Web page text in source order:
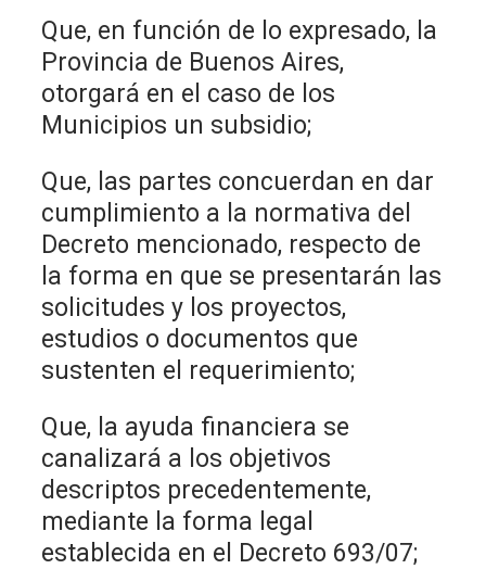
Que, en función de lo expresado, la
Provincia de Buenos Aires,
otorgará en el caso de los
Municipios un subsidio;
Que, las partes concuerdan en dar
cumplimiento a la normativa del
Decreto mencionado, respecto de
la forma en que se presentarán las
solicitudes y los proyectos,
estudios o documentos que
sustenten el requerimiento;
Que, la ayuda financiera se
canalizará a los objetivos
descriptos precedentemente,
mediante la forma legal
establecida en el Decreto 693/07;